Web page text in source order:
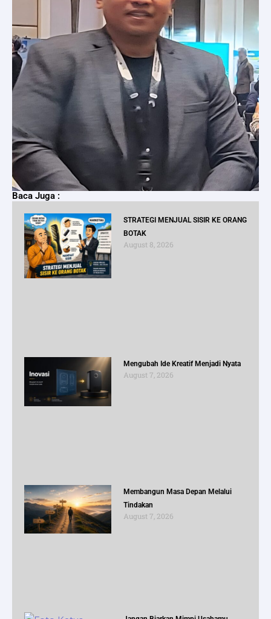
Baca Juga :
STRATEGI MENJUAL SISIR KE ORANG
BOTAK
August 8, 2026
Mengubah Ide Kreatif Menjadi Nyata
August 7, 2026
Membangun Masa Depan Melalui
Tindakan
August 7, 2026